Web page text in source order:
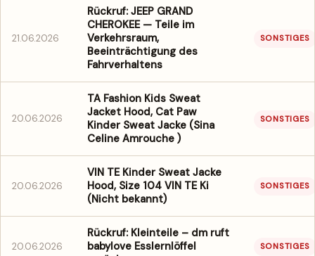
21.06.2026
Rückruf: JEEP GRAND
CHEROKEE — Teile im
Verkehrsraum,
Beeinträchtigung des
Fahrverhaltens
SONSTIGES
20.06.2026
TA Fashion Kids Sweat
Jacket Hood, Cat Paw
Kinder Sweat Jacke (Sina
Celine Amrouche )
SONSTIGES
20.06.2026
VIN TE Kinder Sweat Jacke
Hood, Size 104 VIN TE Ki
(Nicht bekannt)
SONSTIGES
20.06.2026
Rückruf: Kleinteile – dm ruft
babylove Esslernlöffel
SONSTIGES